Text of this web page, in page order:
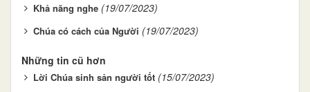
Khả năng nghe (19/07/2023)
Chúa có cách của Người (19/07/2023)
Những tin cũ hơn
Lời Chúa sinh sản người tốt (15/07/2023)